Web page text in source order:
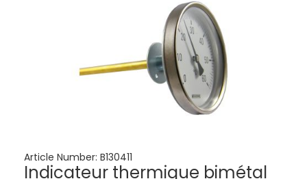
Article Number: B130411
Indicateur thermique bimétal